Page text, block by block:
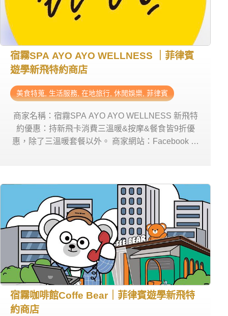
宿霧SPA AYO AYO WELLNESS ｜菲律賓
遊學新飛特約商店
美食特蒐, 生活服務, 在地旅行, 休閒娛樂, 菲律賓
商家名稱：宿霧SPA AYO AYO WELLNESS 新飛特
約優惠：持新飛卡消費三溫暖&按摩&餐食皆9折優
惠，除了三溫暖套餐以外。 商家網站：Facebook 、
SMEAG-CAPITAL校區）
宿霧咖啡館Coffe Bear｜菲律賓遊學新飛特
約商店